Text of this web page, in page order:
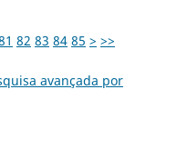
82 83 84 85 > >>
avançada por